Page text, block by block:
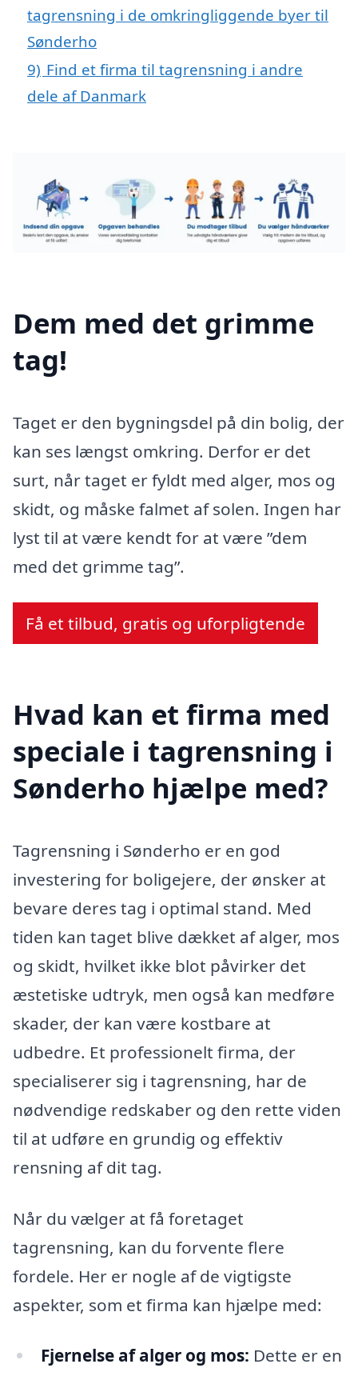
tagrensning i de omkringliggende byer til
Sønderho
9) Find et firma til tagrensning i andre
dele af Danmark
Dem med det grimme
tag!
Taget er den bygningsdel på din bolig, der
kan ses længst omkring. Derfor er det
surt, når taget er fyldt med alger, mos og
skidt, og måske falmet af solen. Ingen har
lyst til at være kendt for at være ”dem
med det grimme tag”.
Få et tilbud, gratis og uforpligtende
Hvad kan et firma med
speciale i tagrensning i
Sønderho hjælpe med?
Tagrensning i Sønderho er en god
investering for boligejere, der ønsker at
bevare deres tag i optimal stand. Med
tiden kan taget blive dækket af alger, mos
og skidt, hvilket ikke blot påvirker det
æstetiske udtryk, men også kan medføre
skader, der kan være kostbare at
udbedre. Et professionelt firma, der
specialiserer sig i tagrensning, har de
nødvendige redskaber og den rette viden
til at udføre en grundig og effektiv
rensning af dit tag.
Når du vælger at få foretaget
tagrensning, kan du forvente flere
fordele. Her er nogle af de vigtigste
aspekter, som et firma kan hjælpe med:
Fjernelse af alger og mos: Dette er en